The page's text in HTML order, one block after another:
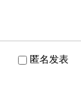
匿名发表